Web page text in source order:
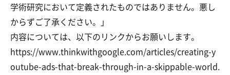
学術研究において定義されたものではありません。悪し
からずご了承ください。」
内容については、以下のリンクからお願いします。
https://www.thinkwithgoogle.com/articles/creating-y
outube-ads-that-break-through-in-a-skippable-world.